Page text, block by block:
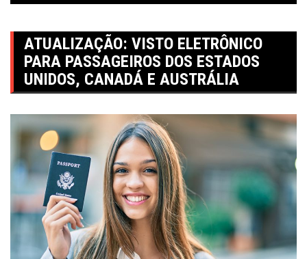
ATUALIZAÇÃO: VISTO ELETRÔNICO
PARA PASSAGEIROS DOS ESTADOS
UNIDOS, CANADÁ E AUSTRÁLIA